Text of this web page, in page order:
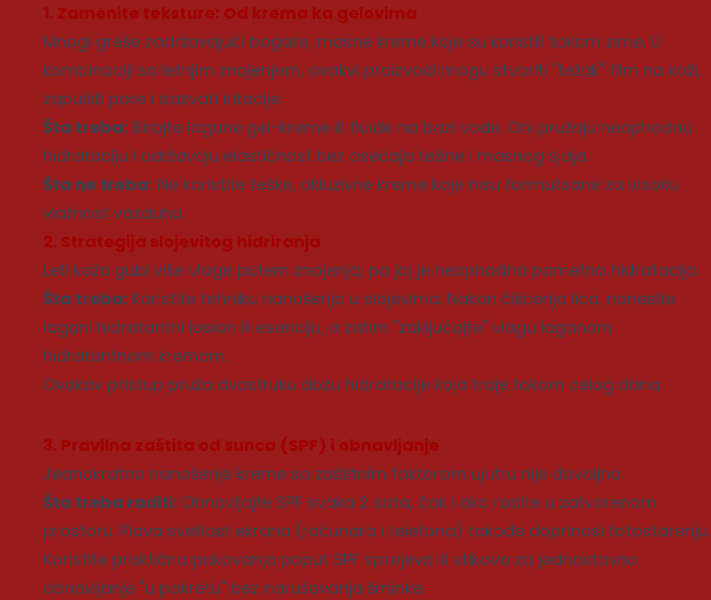
1. Zamenite teksture: Od krema ka gelovima
Mnogi greše zadržavajući bogate, masne kreme koje su koristili tokom zime. U
kombinaciji sa letnjim znojenjem, ovakvi proizvodi mogu stvoriti "težak" film na koži,
zapušiti pore i izazvati iritacije.
Šta treba: Birajte lagane gel-kreme ili fluide na bazi vode. Oni pružaju neophodnu
hidrataciju i održavaju elastičnost bez osećaja težine i masnog sjaja.
Šta ne treba: Ne koristite teške, okluzivne kreme koje nisu formulisane za visoku
vlažnost vazduha.
2. Strategija slojevitog hidriranja
Leti koža gubi više vlage putem znojenja, pa joj je neophodna pametna hidratacija.
Šta treba: Koristite tehniku nanošenja u slojevima. Nakon čišćenja lica, nanesite
lagani hidratantni losion ili esenciju, a zatim "zaključajte" vlagu laganom
hidratantnom kremom.
Ovakav pristup pruža dvostruku dozu hidratacije koja traje tokom celog dana.
3. Pravilna zaštita od sunca (SPF) i obnavljanje
Jednokratno nanošenje kreme sa zaštitnim faktorom ujutru nije dovoljno.
Šta treba raditi: Obnavljajte SPF svaka 2 sata, čak i ako radite u zatvorenom
prostoru. Plava svetlost ekrana (računara i telefona) takođe doprinosi fotostarenju.
Koristite praktična pakovanja poput SPF sprejeva ili stikova za jednostavno
obnavljanje "u pokretu" bez narušavanja šminke.